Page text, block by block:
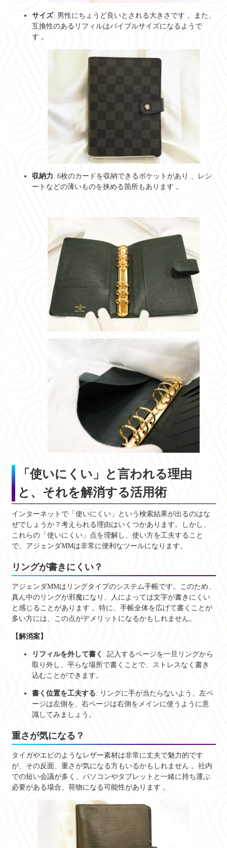
サイズ: 男性にちょうど良いとされる大きさです 。また、
互換性のあるリフィルはバイブルサイズになるようで
す 。
収納力: 6枚のカードを収納できるポケットがあり
、レシ
ートなどの薄いものを挟める箇所もあります 。
「使いにくい」と言われる理由
と、それを解消する活用術
インターネットで「使いにくい」という検索結果が出るのはな
ぜでしょうか？考えられる理由はいくつかあります。しかし、
これらの「使いにくい」点を理解し、使い方を工夫すること
で、アジェンダMMは非常に便利なツールになります。
リングが書きにくい？
アジェンダMMはリングタイプのシステム手帳です。このため、
真ん中のリングが邪魔になり、人によっては文字が書きにくい
と感じることがあります 。特に、手帳全体を広げて書くことが
多い方には、この点がデメリットになるかもしれません。
【解消案】
リフィルを外して書く : 記入するページを一旦リングから
取り外し、平らな場所で書くことで、ストレスなく書き
込むことができます。
書く位置を工夫する: リングに手が当たらないよう、左ペ
ージは左側を、右ページは右側をメインに使うように意
識してみましょう。
重さが気になる？
タイガやエピのようなレザー素材は非常に丈夫で魅力的です
が、その反面、重さが気になる方もいるかもしれません 。社内
での短い会議が多く、パソコンやタブレットと一緒に持ち運ぶ
必要がある場合、荷物になる可能性があります 。